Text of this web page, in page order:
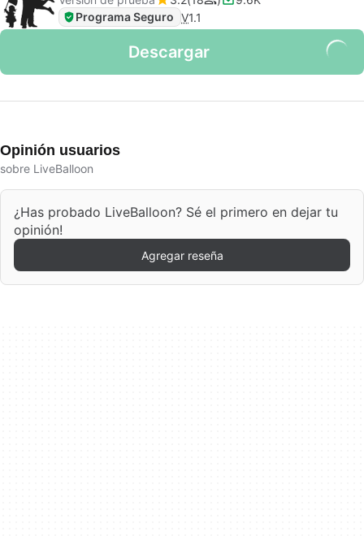
Programa Seguro V1.1
Descargar
Opinión usuarios
sobre LiveBalloon
¿Has probado LiveBalloon? Sé el primero en dejar tu
opinión!
Agregar reseña